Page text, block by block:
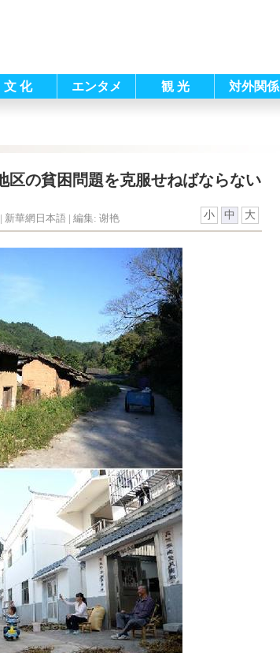
文 化 エンタメ 観 光 対外関係
区の貧困問題を克服せねばならない
| 新華網日本語 | 編集: 谢艳 小 中 大